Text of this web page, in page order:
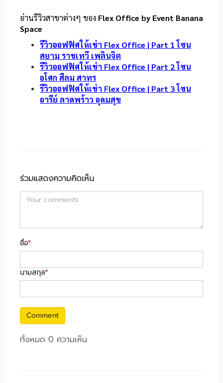
อ่านรีวิวสาขาต่างๆ ของ Flex Office by Event Banana
Space
รีวิวออฟฟิศให้เช่า Flex Office | Part 1 โซน
สยาม ราชเทวี เพลินจิต
รีวิวออฟฟิศให้เช่า Flex Office | Part 2 โซน
อโศก สีลม สาทร
รีวิวออฟฟิศให้เช่า Flex Office | Part 3 โซน
อารีย์ ลาดพร้าว อุดมสุข
ร่วมแสดงความคิดเห็น
ชื่อ*
นามสกุล*
Comment
ทั้งหมด 0 ความเห็น